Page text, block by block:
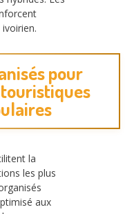
pour
la
les plus
aux